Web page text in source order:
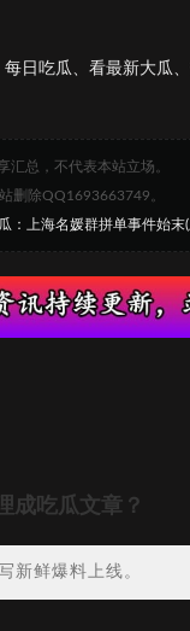
日吃瓜、看最新大瓜
总，不代表本站立场。
删除QQ1693663749。
：上海名媛群拼单事件始
成吃瓜文章？
新鲜爆料上线。